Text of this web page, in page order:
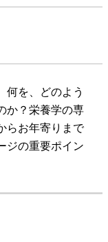
何を、どのよう
か？栄養学の専
らお年寄りまで
ジの重要ポイン